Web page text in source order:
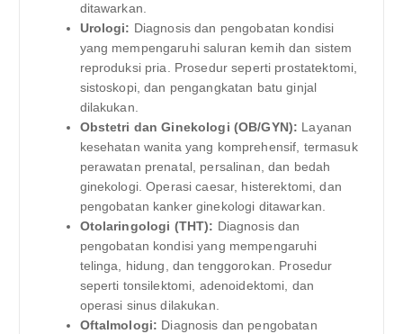
ditawarkan.
Urologi: Diagnosis dan pengobatan kondisi
yang mempengaruhi saluran kemih dan sistem
reproduksi pria. Prosedur seperti prostatektomi,
sistoskopi, dan pengangkatan batu ginjal
dilakukan.
Obstetri dan Ginekologi (OB/GYN): Layanan
kesehatan wanita yang komprehensif, termasuk
perawatan prenatal, persalinan, dan bedah
ginekologi. Operasi caesar, histerektomi, dan
pengobatan kanker ginekologi ditawarkan.
Otolaringologi (THT): Diagnosis dan
pengobatan kondisi yang mempengaruhi
telinga, hidung, dan tenggorokan. Prosedur
seperti tonsilektomi, adenoidektomi, dan
operasi sinus dilakukan.
Oftalmologi: Diagnosis dan pengobatan